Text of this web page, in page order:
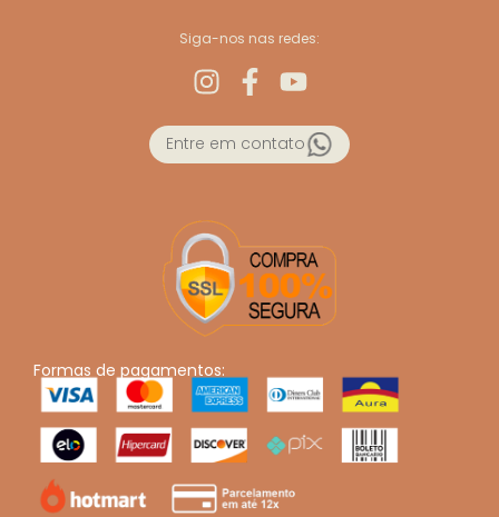
Siga-nos nas redes:
Entre em contato
Formas de pagamentos: